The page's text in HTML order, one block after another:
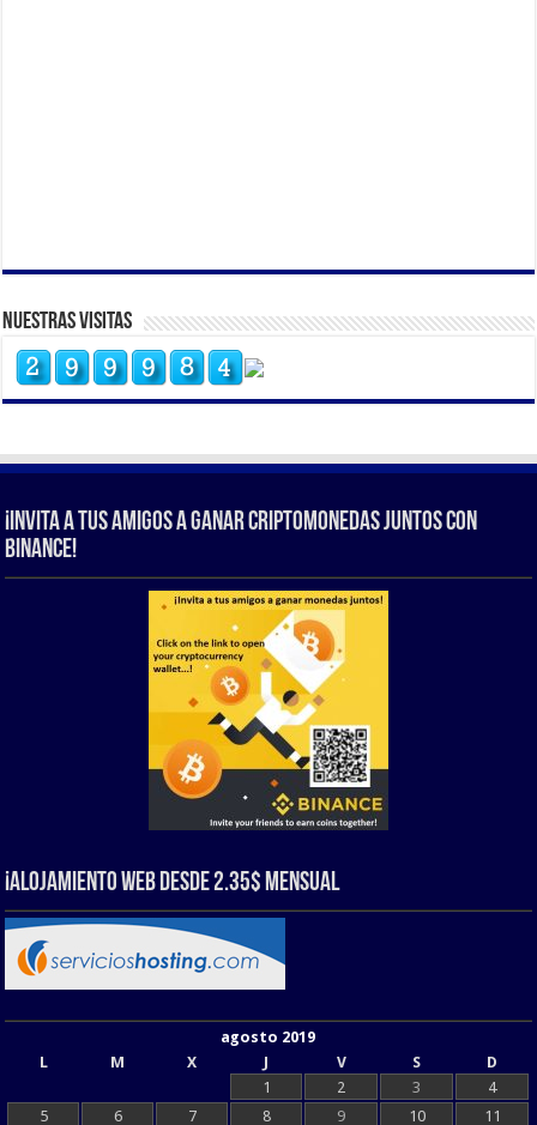
Nuestras Visitas
¡Invita a tus amigos a ganar criptomonedas juntos con
Binance!
¡Alojamiento web Desde 2.35$ Mensual
agosto 2019
L
M X J V S
D
1
2 3
4
5
6 7 8 9 10 11